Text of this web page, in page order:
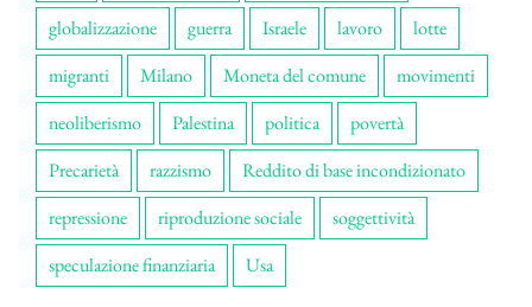
globalizzazione
guerra Israele lavoro
lotte
migranti
Milano Moneta del comune
movimenti
neoliberismo
Palestina politica
povertà
Precarietà
razzismo
Reddito di base incondizionato
repressione
riproduzione sociale
soggettività
speculazione finanziaria
Usa